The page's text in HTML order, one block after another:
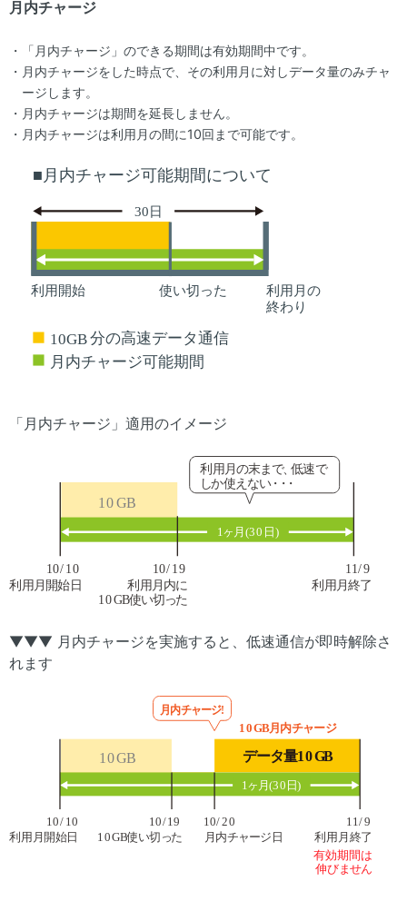
月内チャージ
「月内チャージ」のできる期間は有効期間中です。
月内チャージをした時点で、その利用月に対しデータ量のみチャ
ージします。
月内チャージは期間を延長しません。
月内チャージは利用月の間に10回まで可能です。
「月内チャージ」適用のイメージ
▼▼▼ 月内チャージを実施すると、低速通信が即時解除さ
れます